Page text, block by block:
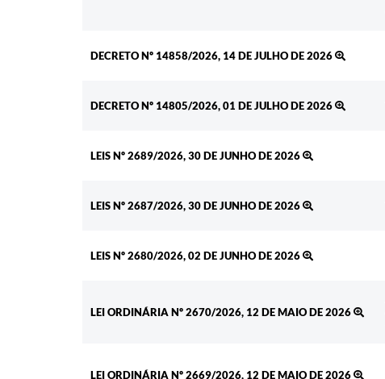
DECRETO Nº 14858/2026, 14 DE JULHO DE 2026
DECRETO Nº 14805/2026, 01 DE JULHO DE 2026
LEIS Nº 2689/2026, 30 DE JUNHO DE 2026
LEIS Nº 2687/2026, 30 DE JUNHO DE 2026
LEIS Nº 2680/2026, 02 DE JUNHO DE 2026
LEI ORDINÁRIA Nº 2670/2026, 12 DE MAIO DE 2026
LEI ORDINÁRIA Nº 2669/2026, 12 DE MAIO DE 2026